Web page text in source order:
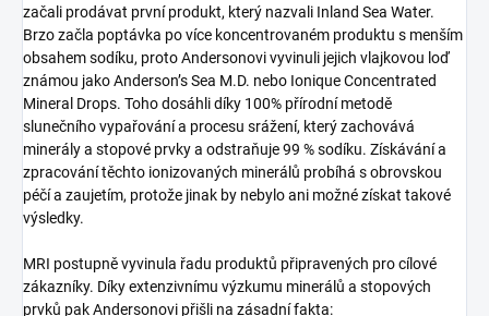
začali prodávat první produkt, který nazvali Inland Sea Water.
Brzo začla poptávka po více koncentrovaném produktu s menším
obsahem sodíku, proto Andersonovi vyvinuli jejich vlajkovou loď
známou jako Anderson’s Sea M.D. nebo Ionique Concentrated
Mineral Drops. Toho dosáhli díky 100% přírodní metodě
slunečního vypařování a procesu srážení, který zachovává
minerály a stopové prvky a odstraňuje 99 % sodíku. Získávání a
zpracování těchto ionizovaných minerálů probíhá s obrovskou
péčí a zaujetím, protože jinak by nebylo ani možné získat takové
výsledky.
MRI postupně vyvinula řadu produktů připravených pro cílové
zákazníky. Díky extenzivnímu výzkumu minerálů a stopových
prvků pak Andersonovi přišli na zásadní fakta: